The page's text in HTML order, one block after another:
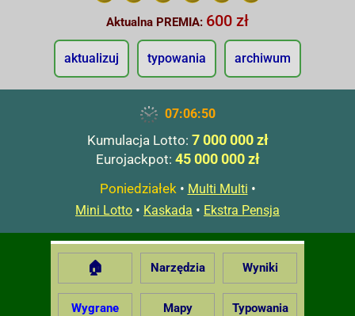
Aktualna PREMIA: 600 zł
aktualizuj typowania archiwum
07:06:51
Kumulacja Lotto: 7 000 000 zł
Eurojackpot: 45 000 000 zł
Poniedziałek• Multi Multi •
Mini Lotto • Kaskada • Ekstra Pensja
🏠 Narzędzia Wyniki
Wygrane Mapy Typowania